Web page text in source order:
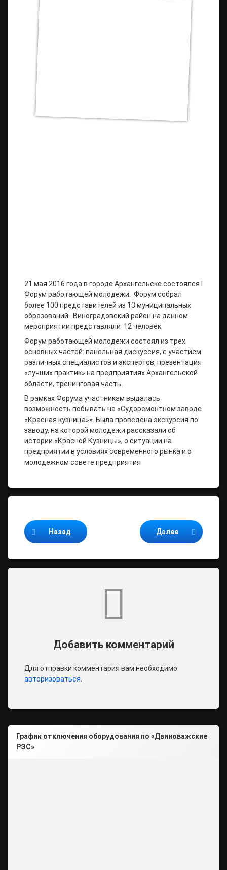
21 мая 2016 года в городе Архангельске состоялся I
Форум работающей молодежи. Форум собрал
более 100 представителей из 13 муниципальных
образований. Виноградовский район на данном
мероприятии представляли 12 человек.
Форум работающей молодежи состоял из трех
основных частей: панельная дискуссия, с участием
различных специалистов и экспертов, презентация
«лучших практик» на предприятиях Архангельской
области, тренинговая часть.
В рамках Форума участникам выдалась
возможность побывать на «Судоремонтном заводе
«Красная кузница»». Была проведена экскурсия по
заводу, на которой молодежи рассказали об
истории «Красной Кузницы», о ситуации на
предприятии в условиях современного рынка и о
молодежном совете предприятия
Назад Далее
Добавить комментарий
Для отправки комментария вам необходимо
авторизоваться.
График отключения оборудования по «Двиноважские
РЭС»